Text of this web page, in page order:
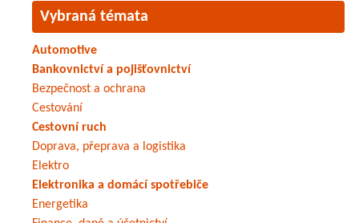
Vybraná témata
Automotive
Bankovnictví a pojišťovnictví
Bezpečnost a ochrana
Cestování
Cestovní ruch
Doprava, přeprava a logistika
Elektro
Elektronika a domácí spotřebiče
Energetika